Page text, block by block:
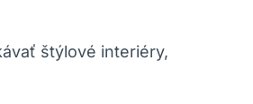
štýlové interiéry,